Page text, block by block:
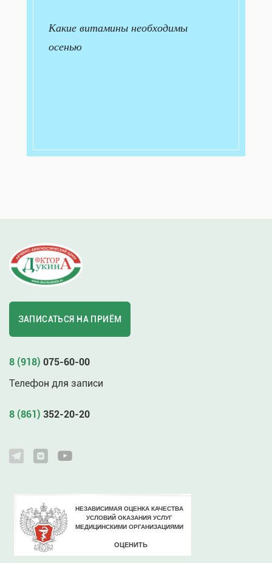
Какие витамины необходимы
осенью
ЗАПИСАТЬСЯ НА ПРИЁМ
8 (918) 075-60-00
Телефон для записи
8 (861) 352-20-20